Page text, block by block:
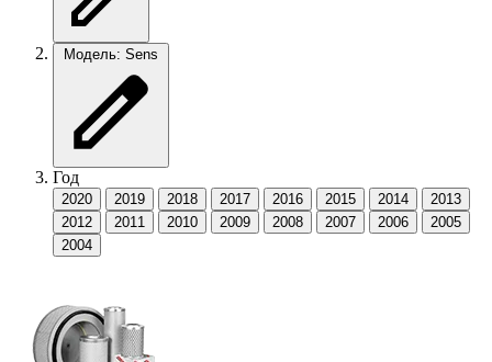
Модель: Sens
Год
2020 2019 2018 2017 2016 2015 2014
2013
2012
2011 2010 2009 2008 2007 2006
2005
2004